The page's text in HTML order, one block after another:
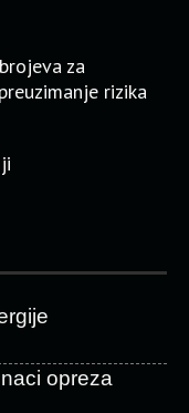
za
rizika
opreza